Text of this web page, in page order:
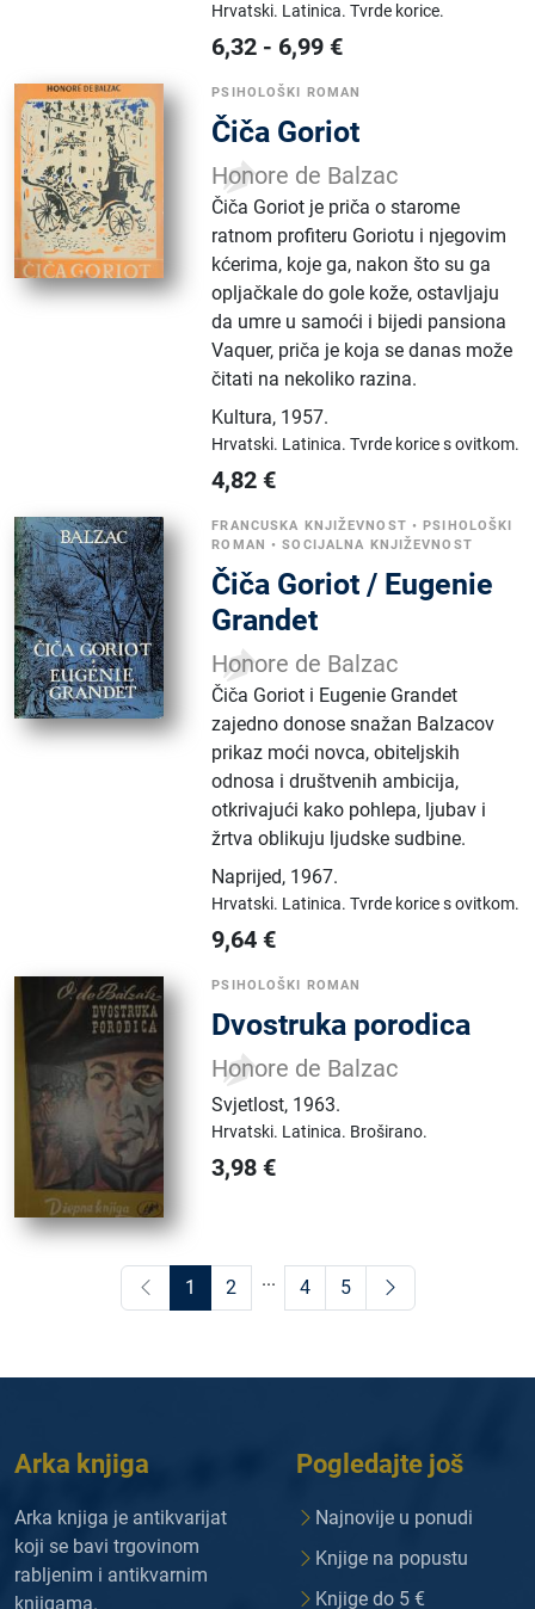
Hrvatski. Latinica.Tvrde korice.
6,32 - 6,99 €
PSIHOLOŠKI ROMAN
Čiča Goriot
Honore de Balzac
Čiča Goriot je priča o starome
ratnom profiteru Goriotu i njegovim
kćerima, koje ga, nakon što su ga
opljačkale do gole kože, ostavljaju
da umre u samoći i bijedi pansiona
Vaquer, priča je koja se danas može
čitati na nekoliko razina.
Kultura, 1957.
Hrvatski. Latinica.Tvrde korice s ovitkom.
4,82 €
FRANCUSKA KNJIŽEVNOST •PSIHOLOŠKI
ROMAN •SOCIJALNA KNJIŽEVNOST
Čiča Goriot / Eugenie
Grandet
Honore de Balzac
Čiča Goriot i Eugenie Grandet
zajedno donose snažan Balzacov
prikaz moći novca, obiteljskih
odnosa i društvenih ambicija,
otkrivajući kako pohlepa, ljubav i
žrtva oblikuju ljudske sudbine.
Naprijed, 1967.
Hrvatski. Latinica.Tvrde korice s ovitkom.
9,64 €
PSIHOLOŠKI ROMAN
Dvostruka porodica
Honore de Balzac
Svjetlost, 1963.
Hrvatski. Latinica. Broširano.
3,98 €
1 2 ... 4 5
Arka knjiga
Arka knjiga je antikvarijat
koji se bavi trgovinom
rabljenim i antikvarnim
knjigama.
Pogledajte još
Najnovije u ponudi
Knjige na popustu
Knjige do 5 €